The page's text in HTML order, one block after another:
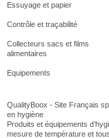
Essuyage et papier
Contrôle et traçabilité
Collecteurs sacs et films
alimentaires
Equipements
QualityBoox - Site Français
en hygiène
Produits et équipements
mesure de température et